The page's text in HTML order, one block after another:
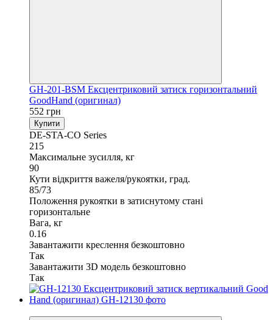
GH-201-BSM Ексцентриковий затиск горизонтальний
GoodHand (оригинал)
552 грн
Купити
DE-STA-CO Series
215
Максимальне зусилля, кг
90
Кути відкриття важеля/рукоятки, град.
85/73
Положення рукоятки в затиснутому стані
горизонтальне
Вага, кг
0.16
Завантажити креслення безкоштовно
Так
Завантажити 3D модель безкоштовно
Так